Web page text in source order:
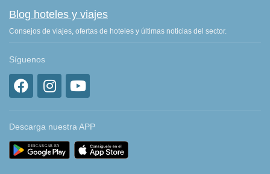
Blog hoteles y viajes
Consejos de viajes, ofertas de hoteles y últimas noticias del sector.
Síguenos
Descarga nuestra APP